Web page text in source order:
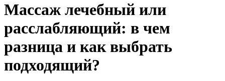
Массаж лечебный или
расслабляющий: в чем
разница и как выбрать
подходящий?